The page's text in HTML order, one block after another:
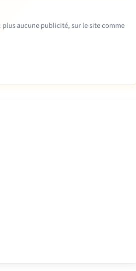
plus aucune publicité, sur le site comme